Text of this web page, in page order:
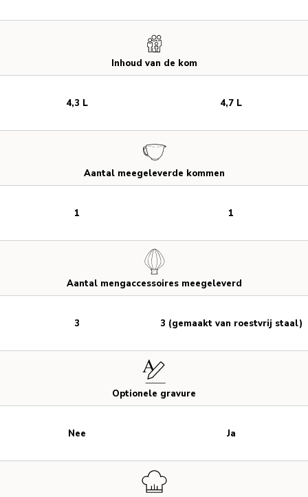
Inhoud van de kom
Aantal meegeleverde kommen
Aantal mengaccessoires meegeleverd
Optionele gravure
4,3 L
1
3
Nee
4,7 L
1
3 (gemaakt van roestvrij staal)
Ja